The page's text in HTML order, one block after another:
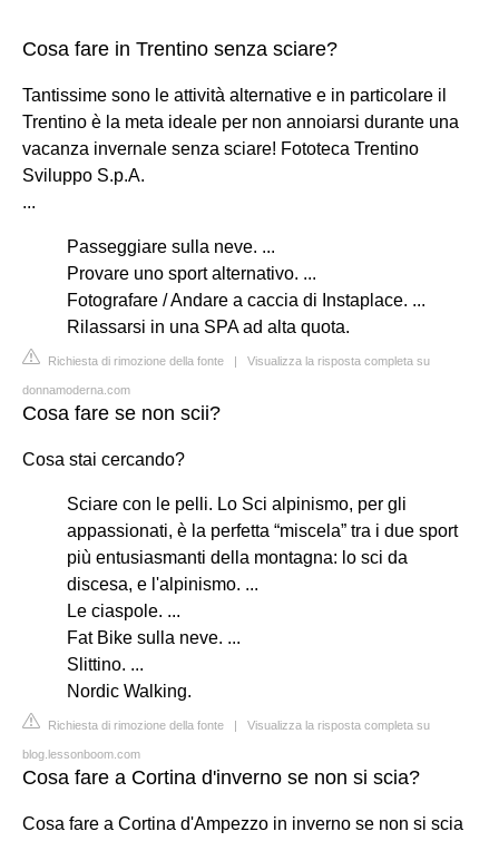
Cosa fare in Trentino senza sciare?
Tantissime sono le attività alternative e in particolare il
Trentino è la meta ideale per non annoiarsi durante una
vacanza invernale senza sciare! Fototeca Trentino
Sviluppo S.p.A.
...
Passeggiare sulla neve. ...
Provare uno sport alternativo. ...
Fotografare / Andare a caccia di Instaplace. ...
Rilassarsi in una SPA ad alta quota.
Richiesta di rimozione della fonte | Visualizza la risposta completa su
donnamoderna.com
Cosa fare se non scii?
Cosa stai cercando?
Sciare con le pelli. Lo Sci alpinismo, per gli
appassionati, è la perfetta “miscela” tra i due sport
più entusiasmanti della montagna: lo sci da
discesa, e l'alpinismo. ...
Le ciaspole. ...
Fat Bike sulla neve. ...
Slittino. ...
Nordic Walking.
Richiesta di rimozione della fonte | Visualizza la risposta completa su
blog.lessonboom.com
Cosa fare a Cortina d'inverno se non si scia?
Cosa fare a Cortina d'Ampezzo in inverno se non si scia